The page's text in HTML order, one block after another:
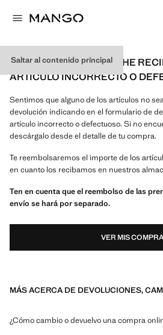
Saltar al contenido principal
¿QUÉ PUEDO HACER SI HE
ARTÍCULO INCORRECTO O
Sentimos que alguno de los artículos no
devolución indicando en el formulario de
artículo incorrecto o defectuoso. Si no
descárgalo desde el detalle de tu compra.
Te reembolsaremos el importe de los
en cuanto los recibamos en nuestros
Ten en cuenta que el reembolso de las
envío se hará por separado.
VER MIS
MÁS ACERCA DE DEVOLUCIONES,
¿Cómo cambio o devuelvo una compra